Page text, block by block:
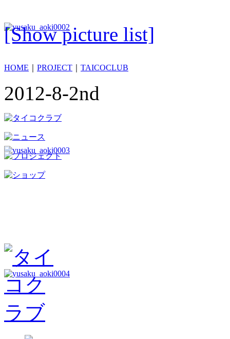
[Show picture list]
HOME PROJECT TAICOCLUB
2012-8-2nd